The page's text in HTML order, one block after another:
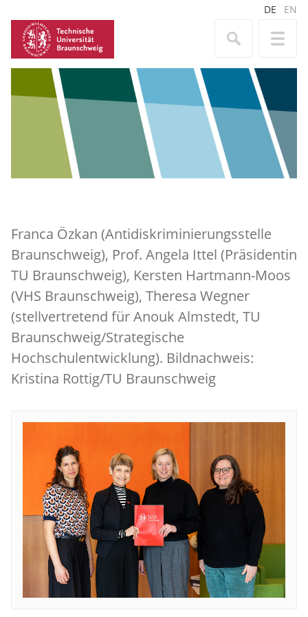
DE EN
Franca Özkan (Antidiskriminierungsstelle
Braunschweig), Prof. Angela Ittel (Präsidentin
TU Braunschweig), Kersten Hartmann-Moos
(VHS Braunschweig), Theresa Wegner
(stellvertretend für Anouk Almstedt, TU
Braunschweig/Strategische
Hochschulentwicklung). Bildnachweis:
Kristina Rottig/TU Braunschweig